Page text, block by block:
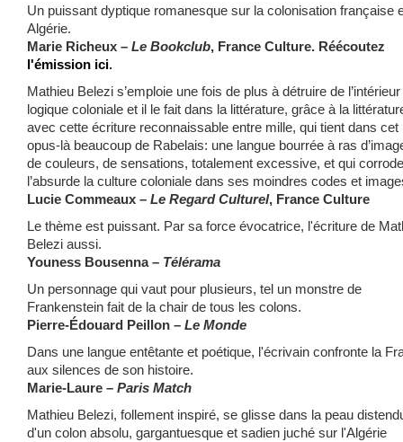
Un puissant dyptique romanesque sur la colonisation française
Algérie.
Marie Richeux – Le Bookclub, France Culture. Réécoutez
l'émission ici.
Mathieu Belezi s’emploie une fois de plus à détruire de l’intérieur
logique coloniale et il le fait dans la littérature, grâce à la
avec cette écriture reconnaissable entre mille, qui tient dans cet
opus-là beaucoup de Rabelais: une langue bourrée à ras
de couleurs, de sensations, totalement excessive, et qui
l’absurde la culture coloniale dans ses moindres codes et
Lucie Commeaux – Le Regard Culturel, France Culture
Le thème est puissant. Par sa force évocatrice, l'écriture de
Belezi aussi.
Youness Bousenna – Télérama
Un personnage qui vaut pour plusieurs, tel un monstre de
Frankenstein fait de la chair de tous les colons.
Pierre-Édouard Peillon – Le Monde
Dans une langue entêtante et poétique, l'écrivain confronte la
aux silences de son histoire.
Marie-Laure – Paris Match
Mathieu Belezi, follement inspiré, se glisse dans la peau
d'un colon absolu, gargantuesque et sadien juché sur l'Algérie